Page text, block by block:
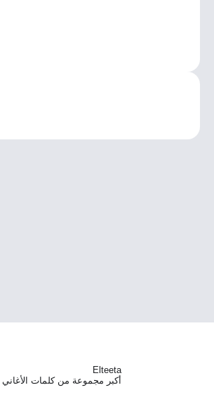
Elteeta
أكبر مجموعة من كلمات الأغاني